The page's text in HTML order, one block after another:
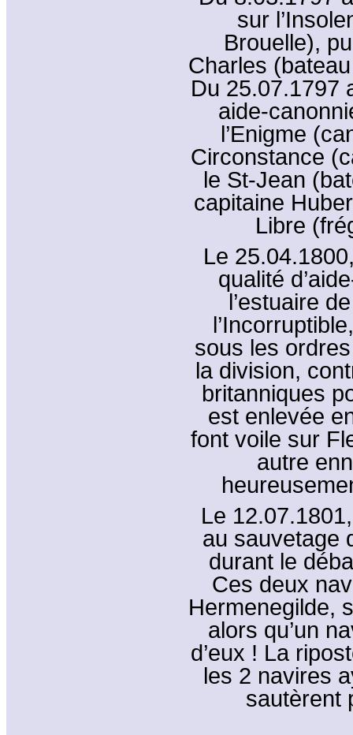
sur
Brouelle),
Charles
Du 25.07.1797
aide-
l’Enigme
Circonstance
le St-Jean
capitaine
Libre
Le
qualité
l’estuaire
sous les
la division,
britanniques
est enlevée
font voile sur
autre
Le
au sauvetage
durant le
Ces deux
Hermenegilde,
alors qu’un
d’eux ! La
les 2 navires
sautèrent